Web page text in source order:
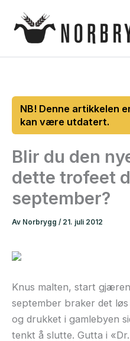
rett
Blir du den
dette trofeet
september?
Av Norbrygg / 21. juli 2012
Knus malten, start
september braker det
og drukket i gamlebyen
tenkt å slutte. Gutta i